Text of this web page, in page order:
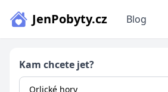
JenPobyty.cz Blog
Kam chcete jet?